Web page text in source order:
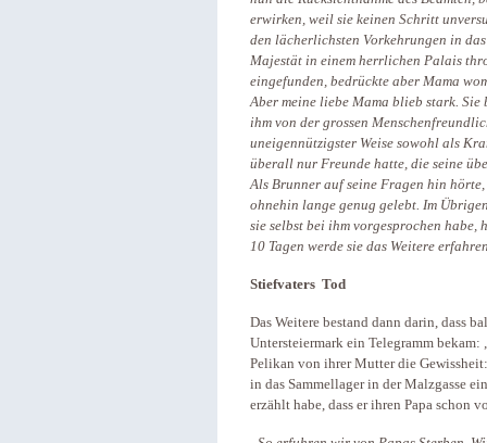
erwirken, weil sie keinen Schritt
den lächerlichsten Vorkehrungen in
Majestät in einem herrlichen Palais
eingefunden, bedrückte aber Mama
Aber meine liebe Mama blieb stark.
ihm von der grossen
uneigennützigster Weise sowohl als
überall nur Freunde hatte, die seine
Als Brunner auf seine Fragen hin
ohnehin lange genug gelebt. Im
sie selbst bei ihm vorgesprochen habe,
10 Tagen werde sie das Weitere
Stiefvaters Tod
Das Weitere bestand dann darin, dass
Untersteiermark ein Telegramm
Pelikan von ihrer Mutter die
in das Sammellager in der Malzgasse
erzählt habe, dass er ihren Papa schon